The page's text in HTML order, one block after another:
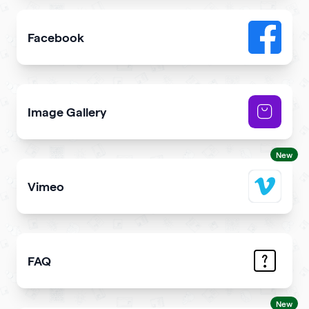
Facebook
Add link or Facebook like button to your qr code
Image Gallery
New
Vimeo
FAQ
Demonstrate the answers to the most common
New